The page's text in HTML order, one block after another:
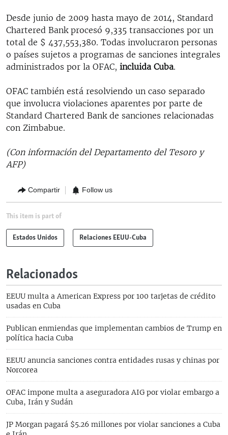
Desde junio de 2009 hasta mayo de 2014, Standard
Chartered Bank procesó 9,335 transacciones por un
total de $ 437,553,380. Todas involucraron personas
o países sujetos a programas de sanciones integrales
administrados por la OFAC, incluida Cuba.
OFAC también está resolviendo un caso separado
que involucra violaciones aparentes por parte de
Standard Chartered Bank de sanciones relacionadas
con Zimbabue.
(Con información del Departamento del Tesoro y
AFP)
Compartir Follow us
This item is part of
Estados Unidos Relaciones EEUU-Cuba
Relacionados
EEUU multa a American Express por 100 tarjetas de crédito
usadas en Cuba
Publican enmiendas que implementan cambios de Trump en
política hacia Cuba
EEUU anuncia sanciones contra entidades rusas y chinas por
Norcorea
OFAC impone multa a aseguradora AIG por violar embargo a
Cuba, Irán y Sudán
JP Morgan pagará $5.26 millones por violar sanciones a Cuba